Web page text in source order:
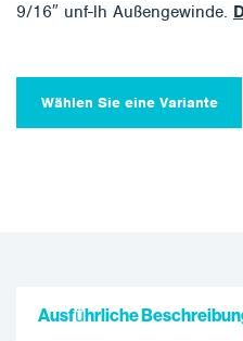
9/16″ unf-lh Außengewinde.
Wählen Sie eine Variante
Ausführliche